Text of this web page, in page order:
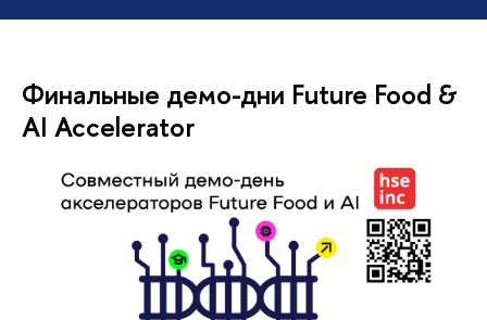
Финальные демо-дни Future Food &
AI Accelerator